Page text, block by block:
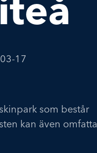
17
som består
kan även omfatta